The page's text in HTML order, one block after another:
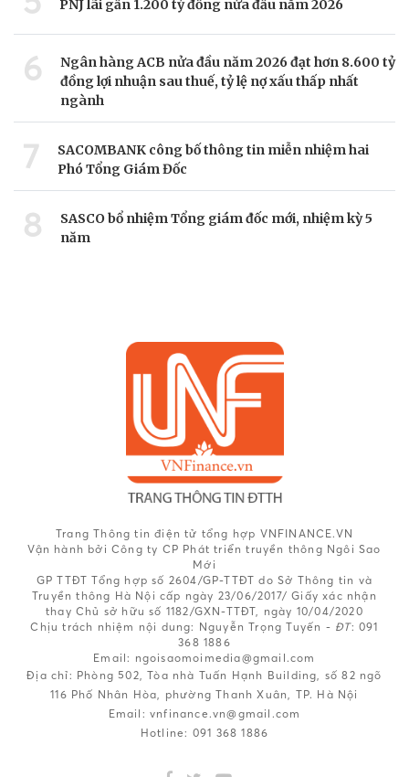
PNJ lãi gần 1.200 tỷ đồng nửa đầu năm 2026
6
Ngân hàng ACB nửa đầu năm 2026 đạt hơn 8.600 tỷ
đồng lợi nhuận sau thuế, tỷ lệ nợ xấu thấp nhất
ngành
7
SACOMBANK công bố thông tin miễn nhiệm hai
Phó Tổng Giám Đốc
8
SASCO bổ nhiệm Tổng giám đốc mới, nhiệm kỳ 5
năm
Trang Thông tin điện tử tổng hợp VNFINANCE.VN
Vận hành bởi Công ty CP Phát triển truyền thông Ngôi Sao
Mới
GP TTĐT Tổng hợp số 2604/GP-TTĐT do Sở Thông tin và
Truyền thông Hà Nội cấp ngày 23/06/2017/ Giấy xác nhận
thay Chủ sở hữu số 1182/GXN-TTĐT, ngày 10/04/2020
Chịu trách nhiệm nội dung: Nguyễn Trọng Tuyến - ĐT: 091
368 1886
Email: ngoisaomoimedia@gmail.com
Địa chỉ: Phòng 502, Tòa nhà Tuấn Hạnh Building, số 82 ngõ
116 Phố Nhân Hòa, phường Thanh Xuân, TP. Hà Nội
Email: vnfinance.vn@gmail.com
Hotline: 091 368 1886